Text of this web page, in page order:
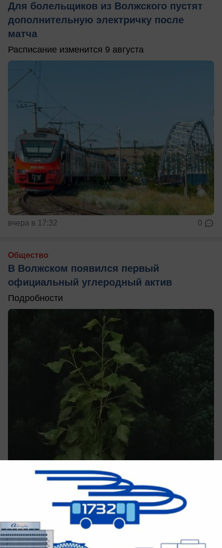
Для болельщиков из Волжского пустят
дополнительную электричку после
матча
Расписание изменится 9 августа
вчера в 17:32 0
Общество
В Волжском появился первый
официальный углеродный актив
Подробности
вчера в 16:35
Воронин устроил объезд Волжского и
потребовал навести порядок